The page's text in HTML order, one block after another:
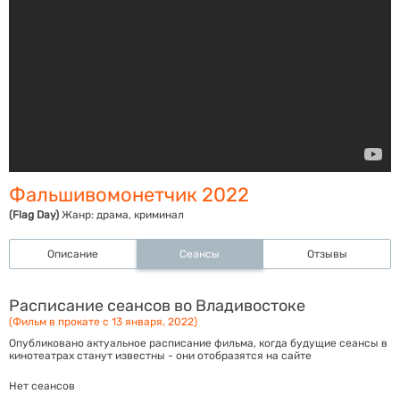
Фальшивомонетчик 2022
(Flag Day) Жанр: драма, криминал
Описание Сеансы Отзывы
Расписание сеансов во Владивостоке
(Фильм в прокате с 13 января, 2022)
Опубликовано актуальное расписание фильма, когда будущие сеансы в
кинотеатрах станут известны - они отобразятся на сайте
Нет сеансов